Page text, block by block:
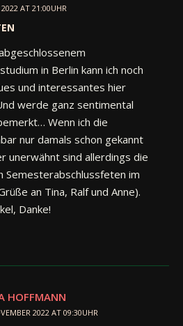
AT 21:00UHR
in Berlin kann ich noch
und interessantes hier
werde ganz sentimental
Wenn ich die
nur damals schon gekannt
unerwähnt sind allerdings die
Semesterabschlussfeten im
an Tina, Ralf und Anne).
Danke!
HOFFMANN
2022 AT 09:30UHR